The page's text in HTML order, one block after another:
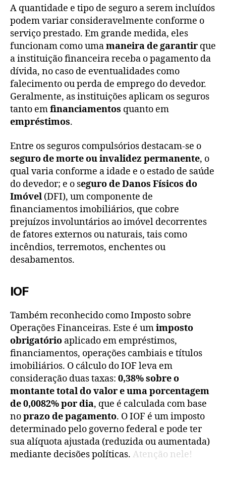
A quantidade e tipo de seguro a serem incluídos
podem variar consideravelmente conforme o
serviço prestado. Em grande medida, eles
funcionam como umamaneira de garantir que
a instituição financeira receba o pagamento da
dívida, no caso de eventualidades como
falecimento ou perda de emprego do devedor.
Geralmente, as instituições aplicam os seguros
tanto emfinanciamentos quanto em
empréstimos.
Entre os seguros compulsórios destacam-se o
seguro de morte ou invalidez permanente, o
qual varia conforme a idade e o estado de saúde
do devedor; e o seguro de Danos Físicos do
Imóvel (DFI), um componente de
financiamentos imobiliários, que cobre
prejuízos involuntários ao imóvel decorrentes
de fatores externos ou naturais, tais como
incêndios, terremotos, enchentes ou
desabamentos.
IOF
Também reconhecido como Imposto sobre
Operações Financeiras. Este é umimposto
obrigatório aplicado em empréstimos,
financiamentos, operações cambiais e títulos
imobiliários. O cálculo do IOF leva em
consideração duas taxas: 0,38% sobre o
montante total do valor e uma porcentagem
de 0,0082% por dia, que é calculada com base
noprazo de pagamento. O IOF é um imposto
determinado pelo governo federal e pode ter
sua alíquota ajustada (reduzida ou aumentada)
mediante decisões políticas. Atenção nele!